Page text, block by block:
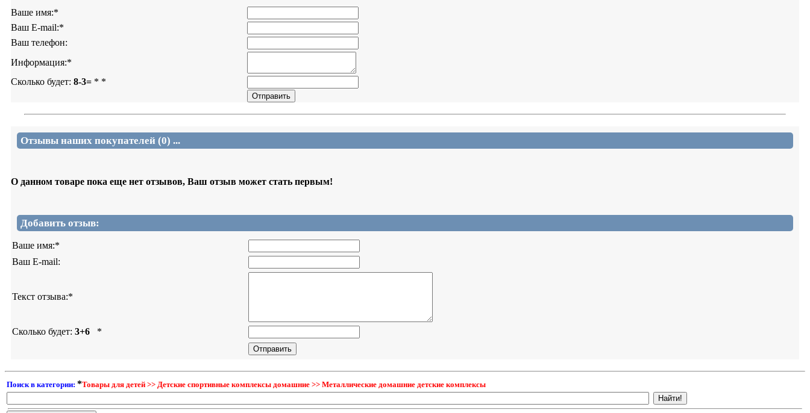
Ваше имя:*
Ваш E-mail:*
Ваш телефон:
Информация:*
Сколько будет: 8-3= * *
Отзывы наших покупателей (0) ...
О данном товаре пока еще нет отзывов, Ваш отзыв может стать первым!
Добавить отзыв:
Ваше имя:*
Ваш E-mail:
Текст отзыва:*
Сколько будет: 3+6 *
Поиск в категории: *Товары для детей >> Детские спортивные комплексы домашние >> Металлические домашние детские комплексы